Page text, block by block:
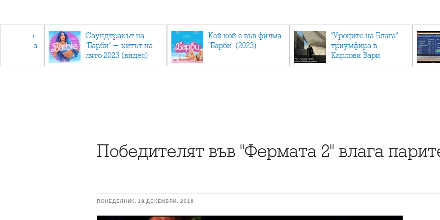
върна
мандата
Саундтракът на
"Барби" - хитът на
лято 2023 (видео)
Кой кой е във филма
"Барби" (2023)
"Уроците на Блага"
триумфира в
Карлови Вари
Победителят във "Фермата 2" влага
ПОНЕДЕЛНИК, 19 ДЕКЕМВРИ, 2016